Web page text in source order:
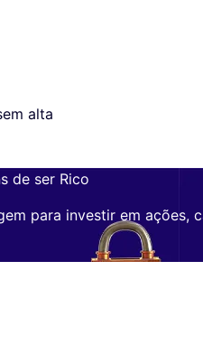
em alta
de ser Rico
para investir em ações,